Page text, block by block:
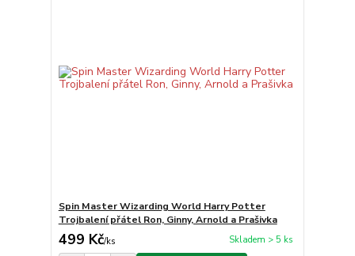
Spin Master Wizarding World Harry Potter
Trojbalení přátel Ron, Ginny, Arnold a Prašivka
499 Kč/ks Skladem > 5 ks